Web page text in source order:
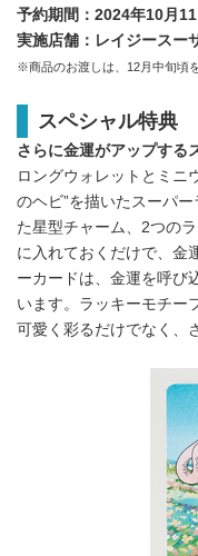
予約期間：2024年10月
実施店舗：レイジースー
※商品のお渡しは、12月中旬頃を
スペシャル特典
さらに金運がアップする
ロングウォレットとミニ
のヘビ”を描いたスーパ
た星型チャーム、2つの
に入れておくだけで、金
ーカードは、金運を呼び
います。ラッキーモチー
可愛く彩るだけでなく、